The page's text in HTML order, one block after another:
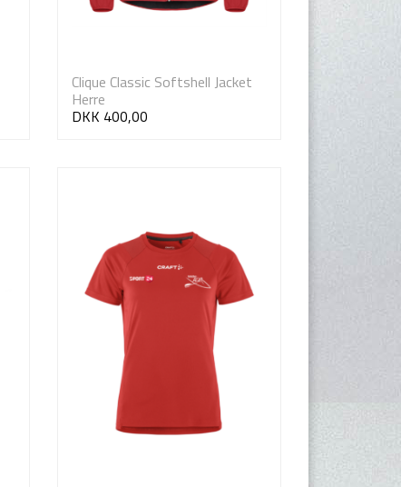
Clique Classic Softshell Jacket
Herre
DKK 400,00